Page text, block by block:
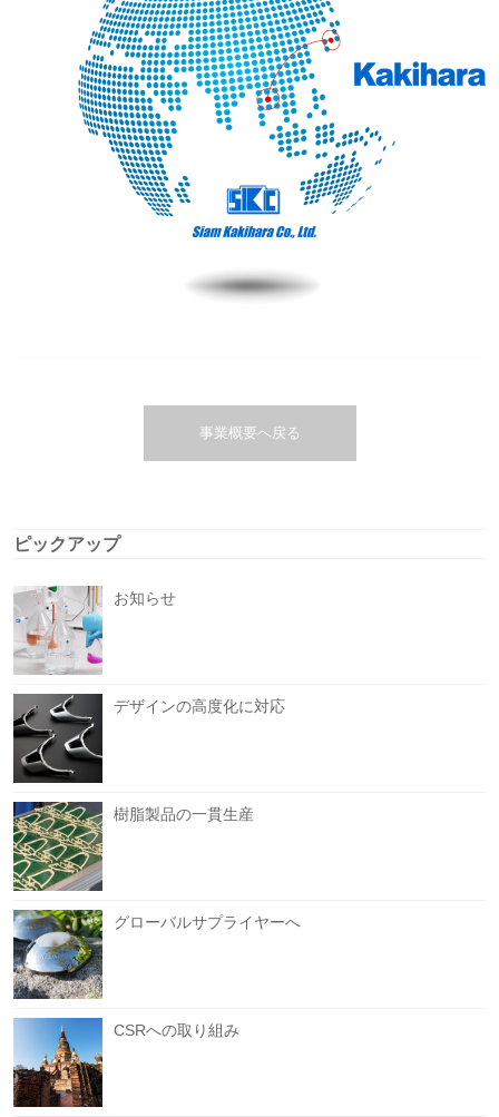
事業概要へ戻る
ピックアップ
お知らせ
デザインの高度化に対応
樹脂製品の一貫生産
グローバルサプライヤーへ
CSRへの取り組み